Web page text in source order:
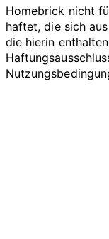
Homebrick nicht
haftet, die sich
die hierin